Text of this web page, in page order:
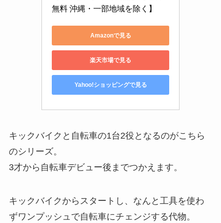
無料 沖縄・一部地域を除く】
Amazonで見る
楽天市場で見る
Yahoo!ショッピングで見る
キックバイクと自転車の1台2役となるのがこちら
のシリーズ。
3才から自転車デビュー後までつかえます。
キックバイクからスタートし、なんと工具を使わ
ずワンプッシュで自転車にチェンジする代物。